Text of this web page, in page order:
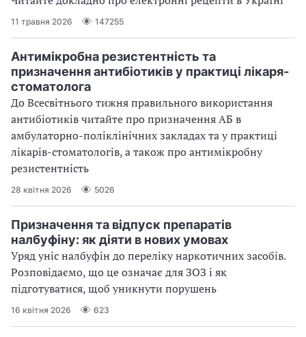
11 травня 2026 147255
Антимікробна резистентність та
призначення антибіотиків у практиці лікаря-
стоматолога
До Всесвітнього тижня правильного використання
антибіотиків читайте про призначення АБ в
амбулаторно-поліклінічних закладах та у практиці
лікарів-стоматологів, а також про антимікробну
резистентність
28 квітня 2026 5026
Призначення та відпуск препаратів
налбуфіну: як діяти в нових умовах
Уряд уніс налбуфін до переліку наркотичних засобів.
Розповідаємо, що це означає для ЗОЗ і як
підготуватися, щоб уникнути порушень
16 квітня 2026 623